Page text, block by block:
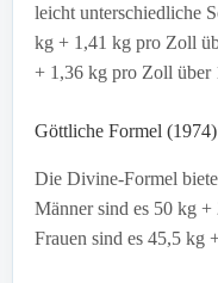
leicht unterschiedliche
kg + 1,41 kg pro Zoll
+ 1,36 kg pro Zoll über
Göttliche Formel (1974)
Die Divine-Formel
Männer sind es 50 kg
Frauen sind es 45,5 kg